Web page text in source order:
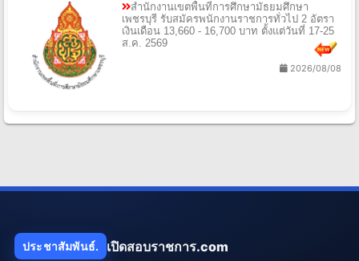
สำนักงานเขตพื้นที่การศึกษามัธยมศึกษา
เพชรบุรี รับสมัครพนักงานราชการทั่วไป 2 อัตรา
เงินเดือน 13,660 - 16,700 บาท ตั้งแต่วันที่ 17-25
ส.ค. 2569
2026/08/08
ประชาสัมพันธ์. เปิดสอบราชการ.com